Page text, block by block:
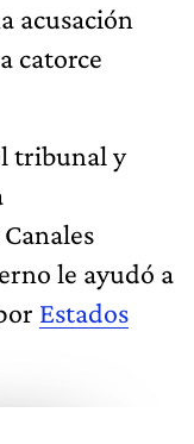
acusación
catorce
tribunal y
le ayudó a
Estados